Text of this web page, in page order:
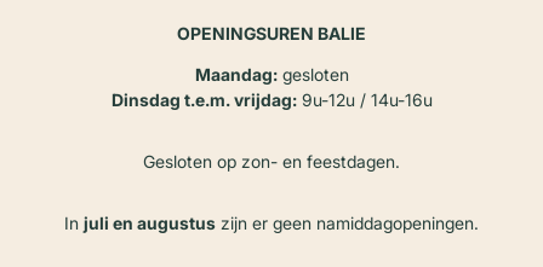
OPENINGSUREN BALIE
Maandag:gesloten
Dinsdag t.e.m. vrijdag:9u-12u / 14u-16u
Gesloten op zon- en feestdagen.
In juli en augustus zijn er geen namiddagopeningen.